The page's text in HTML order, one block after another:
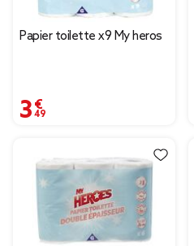
Papier toilette x9 My heros
3,49 €